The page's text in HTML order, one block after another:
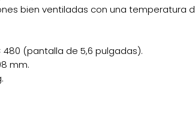
bien ventiladas con una temperatura
480 (pantalla de 5,6 pulgadas).
mm.